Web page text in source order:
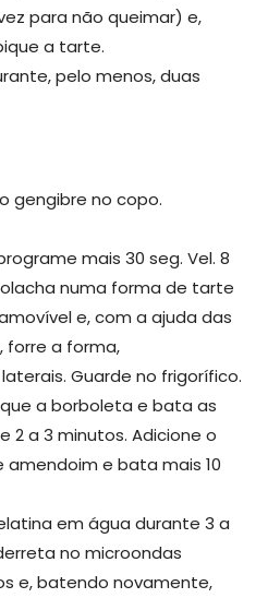
para não queimar) e,
a tarte.
pelo menos, duas
gengibre no copo.
mais 30 seg. Vel. 8
numa forma de tarte
e, com a ajuda das
forre a forma,
Guarde no frigorífico.
a borboleta e bata as
2 a 3 minutos. Adicione o
e bata mais 10
em água durante 3 a
no microondas
e, batendo novamente,